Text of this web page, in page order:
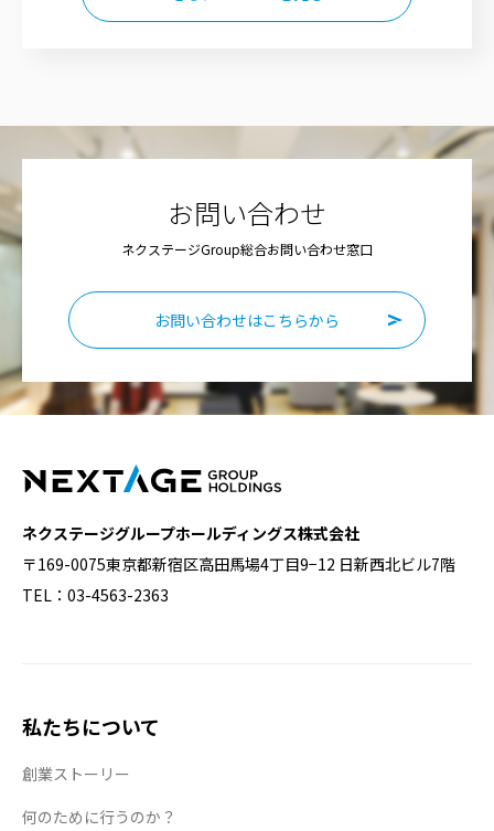
お問い合わせ
ネクステージGroup総合お問い合わせ窓口
お問い合わせはこちらから
ネクステージグループホールディングス株式会社
〒169-0075東京都新宿区高田馬場4丁目9−12 日新西北ビル7階
TEL：03-4563-2363
私たちについて
創業ストーリー
何のために行うのか？